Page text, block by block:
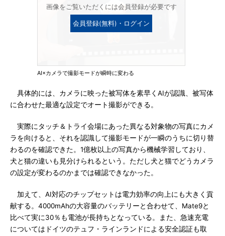
画像をご覧いただくには会員登録が必要です
会員登録(無料)・ログイン
AI×カメラで撮影モードが瞬時に変わる
具体的には、カメラに映った被写体を素早くAIが認識、被写体
に合わせた最適な設定でオート撮影ができる。
実際にタッチ＆トライ会場にあった異なる対象物の写真にカメ
ラを向けると、それを認識して撮影モードが一瞬のうちに切り替
わるのを確認できた。1億枚以上の写真から機械学習しており、
犬と猫の違いも見分けられるという。ただし犬と猫でどうカメラ
の設定が変わるのかまでは確認できなかった。
加えて、AI対応のチップセットは電力効率の向上にも大きく貢
献する。4000mAhの大容量のバッテリーと合わせて、Mate9と
比べて実に30％も電池が長持ちとなっている。また、急速充電
についてはドイツのテュフ・ラインランドによる安全認証も取